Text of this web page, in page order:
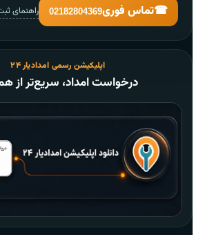
☎تماس فوری02182804369 راهنمای
اپلیکیشن رسمی امدادیار ۲۴
درخواست امداد، سریع‌تر از